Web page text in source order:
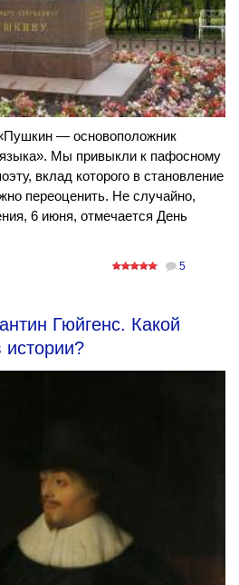
— основоположник
языка». Мы привыкли к пафосному
вклад которого в становление
переоценить. Не случайно,
6 июня, отмечается День
5
Гюйгенс. Какой
истории?